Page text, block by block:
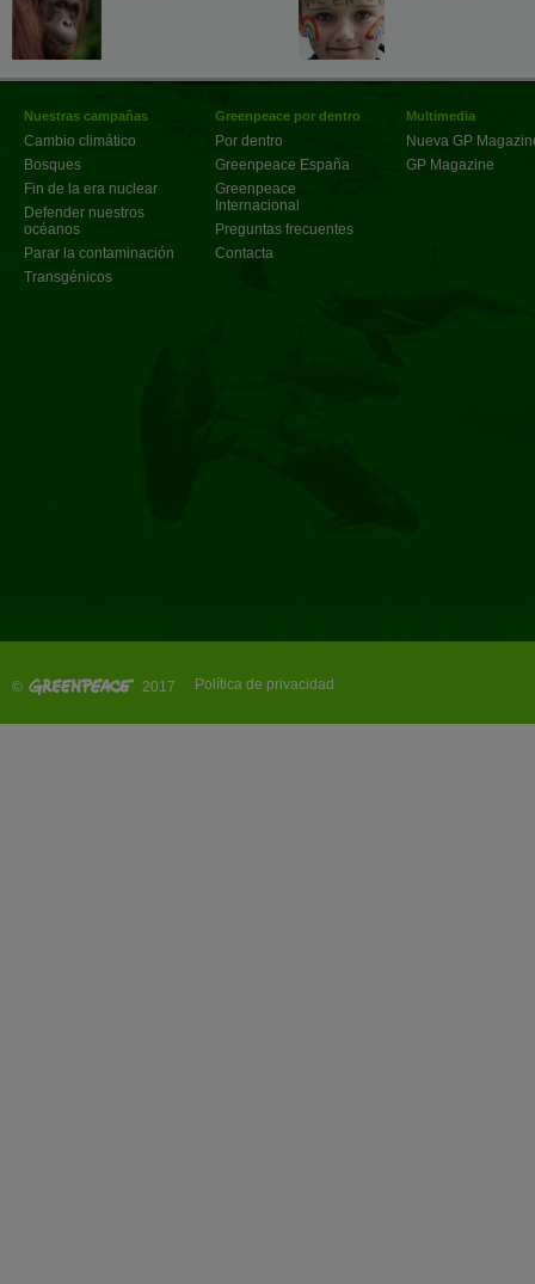
Nuestras campañas
Cambio climático
Bosques
Fin de la era nuclear
Defender nuestros
océanos
Parar la contaminación
Transgénicos
Greenpeace por dentro
Por dentro
Greenpeace España
Greenpeace
Internacional
Preguntas frecuentes
Contacta
Multimedia
Nueva GP
GP Magazine
© 2017 Política de privacidad